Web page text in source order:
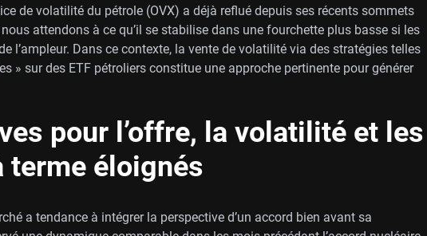
de volatilité du pétrole (OVX) a déjà reflué depuis ses récents sommets
attendons à ce qu’il se stabilise dans une fourchette plus basse si les
l’ampleur. Dans ce contexte, la vente de volatilité via des stratégies telles
» sur des ETF pétroliers constitue une approche pertinente pour générer
pour l’offre, la volatilité et les
terme éloignés
a tendance à intégrer la perspective d’un accord bien avant sa